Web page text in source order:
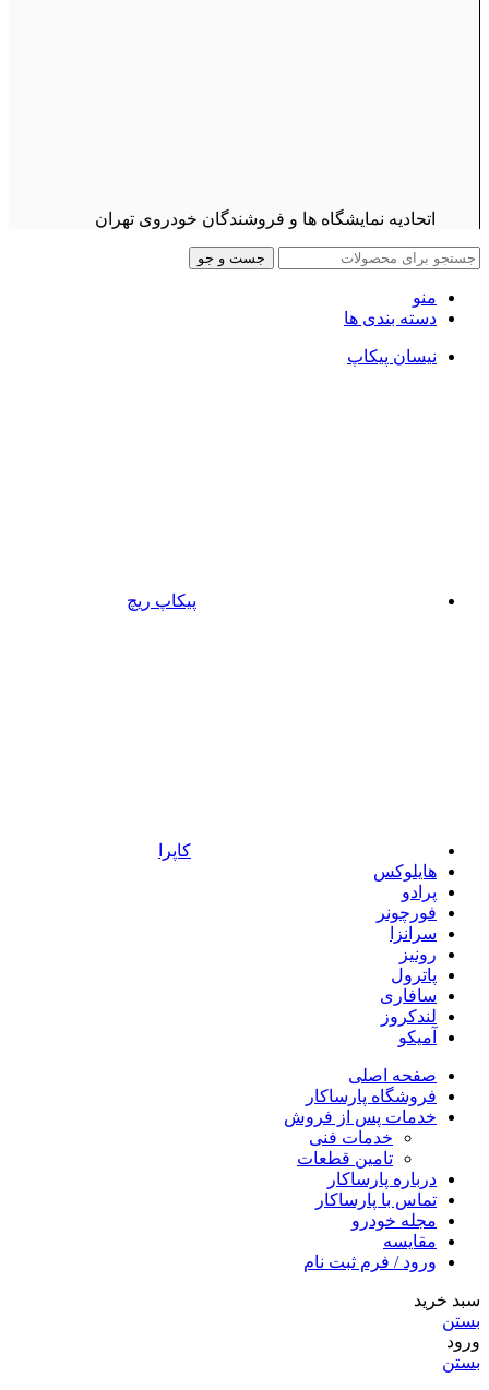
اتحادیه نمایشگاه ها و فروشندگان خودروی تهران
جست و جو
منو
دسته بندی ها
نیسان پیکاپ
پیکاپ ریچ
کاپرا
هایلوکس
پرادو
فورچونر
سرانزا
رونیز
پاترول
سافاری
لندکروز
آمیکو
صفحه اصلی
فروشگاه پارساکار
خدمات پس از فروش
خدمات فنی
تامین قطعات
درباره پارساکار
تماس با پارساکار
مجله خودرو
مقایسه
ورود / فرم ثبت نام
سبد خرید
بستن
ورود
بستن